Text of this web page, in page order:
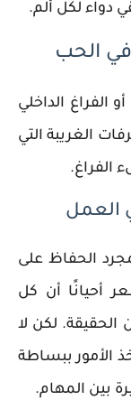
دواء لكل ألم.
الحب
الفراغ الداخلي
الغريبة التي
الفراغ.
العمل
الحفاظ على
أحيانًا أن كل
لكن لا
الأمور ببساطة
بين المهام.